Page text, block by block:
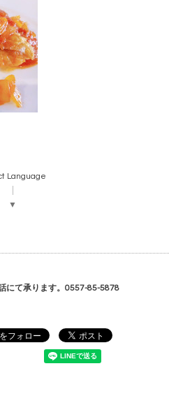
Language
▼
て承ります。0557-85-5878